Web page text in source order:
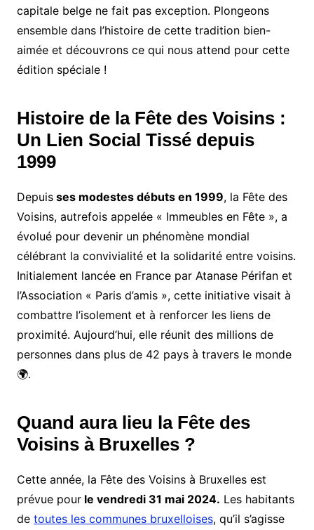
capitale belge ne fait pas exception. Plongeons
ensemble dans l’histoire de cette tradition bien-
aimée et découvrons ce qui nous attend pour cette
édition spéciale !
Histoire de la Fête des Voisins :
Un Lien Social Tissé depuis
1999
Depuisses modestes débuts en 1999, la Fête des
Voisins, autrefois appelée « Immeubles en Fête », a
évolué pour devenir un phénomène mondial
célébrant la convivialité et la solidarité entre voisins.
Initialement lancée en France par Atanase Périfan et
l’Association « Paris d’amis », cette initiative visait à
combattre l’isolement et à renforcer les liens de
proximité. Aujourd’hui, elle réunit des millions de
personnes dans plus de 42 pays à travers le monde
🌍.
Quand aura lieu la Fête des
Voisins à Bruxelles ?
Cette année, la Fête des Voisins à Bruxelles est
prévue pourle vendredi 31 mai 2024. Les habitants
de toutes les communes bruxelloises, qu’il s’agisse